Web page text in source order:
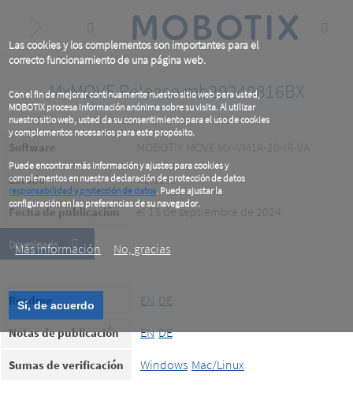
Las cookies y los complementos son importantes para el
correcto funcionamiento de una página web.
Con el fin de mejorar continuamente nuestro sitio web para usted,
MOBOTIX procesa información anónima sobre su visita. Al utilizar
nuestro sitio web, usted da su consentimiento para el uso de cookies
y complementos necesarios para este propósito.
Puede encontrar más información y ajustes para cookies y
complementos en nuestra declaración de protección de datos
responsabilidad y protección de datos. Puede ajustar la
configuración en las preferencias de su navegador.
.
Más información
No, gracias
Sí, de acuerdo
content
MxMOVE Release mb20240816BX
Software MOBOTIX MOVE Mx-VM1A-20-IR-VA
Estado Release
Fecha de publicación el 13 de septiembre de 2024
Downloads
Readme EN DE
Notas de publicación EN DE
Sumas de verificación Windows Mac/Linux